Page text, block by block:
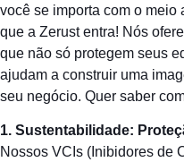
você se importa com o meio
que a Zerust entra! Nós
que não só protegem seus
ajudam a construir uma
seu negócio. Quer saber
1. Sustentabilidade:
Nossos VCIs (Inibidores de